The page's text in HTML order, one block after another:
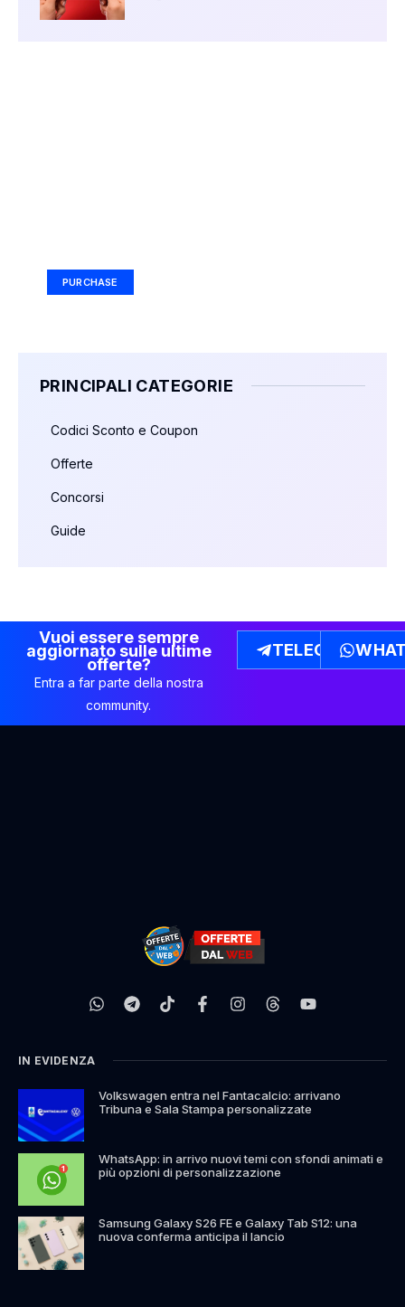
PURCHASE
PRINCIPALI CATEGORIE
Codici Sconto e Coupon
Offerte
Concorsi
Guide
Vuoi essere sempre
aggiornato sulle ultime
offerte?
Entra a far parte della nostra
community.
TELEGRAM
IN EVIDENZA
Volkswagen entra nel Fantacalcio: arrivano
Tribuna e Sala Stampa personalizzate
WhatsApp: in arrivo nuovi temi con sfondi animati e
più opzioni di personalizzazione
Samsung Galaxy S26 FE e Galaxy Tab S12: una
nuova conferma anticipa il lancio